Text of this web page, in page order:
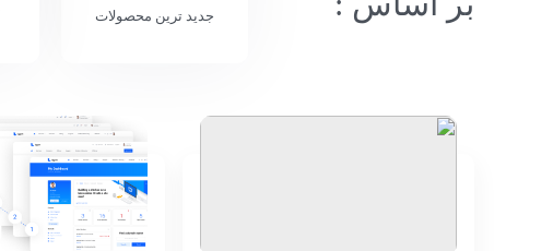
جدید ترین محصولات